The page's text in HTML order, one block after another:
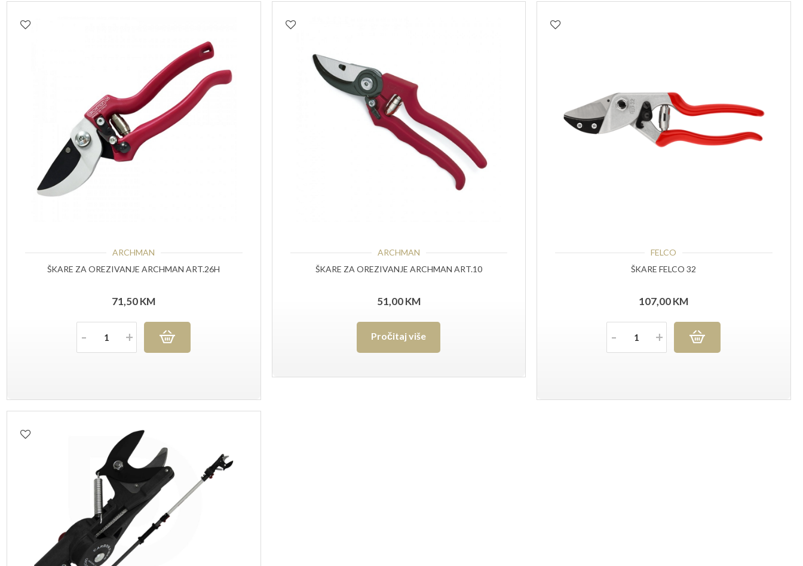
ARCHMAN
ŠKARE ZA OREZIVANJE ARCHMAN ART.26H
71,50KM
ARCHMAN
ŠKARE ZA OREZIVANJE ARCHMAN ART.10
51,00KM
Pročitaj više
FELCO
ŠKARE FELCO 32
107,00KM